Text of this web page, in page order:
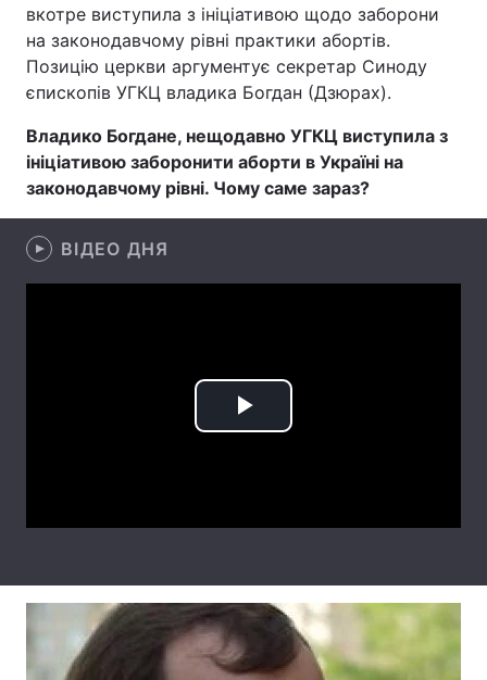
Україна
Екологія Регіони
Лонгріди
вкотре виступила з ініціативою щодо заборони
на законодавчому рівні практики абортів.
Позицію церкви аргументує секретар Синоду
єпископів УГКЦ владика Богдан (Дзюрах).
Владико Богдане, нещодавно УГКЦ виступила з
ініціативою заборонити аборти в Україні на
законодавчому рівні. Чому саме зараз?
ВІДЕО ДНЯ
Play